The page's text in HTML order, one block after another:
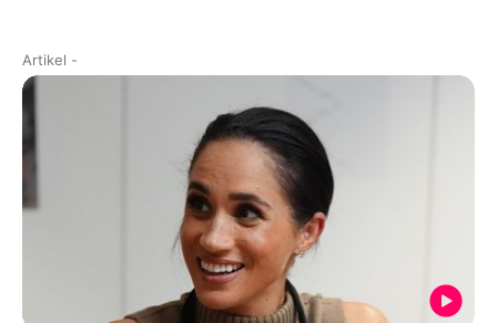
Artikel -